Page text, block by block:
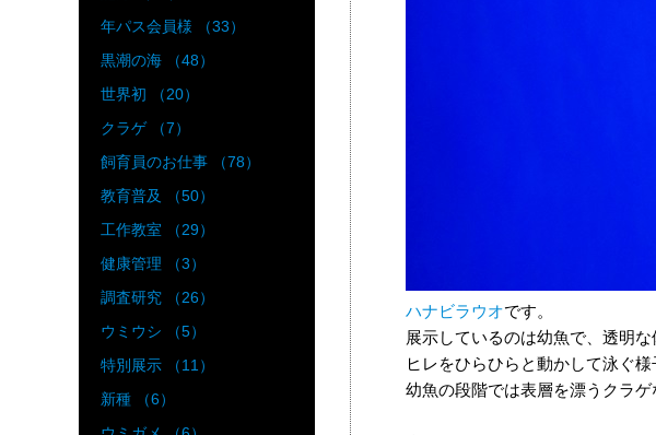
ハナビラウオです。
展示しているのは幼魚で、透明な
ヒレをひらひらと動かして泳ぐ
幼魚の段階では表層を漂うクラ
年パス会員様 （33）
黒潮の海 （48）
世界初 （20）
クラゲ （7）
飼育員のお仕事 （78）
教育普及 （50）
工作教室 （29）
健康管理 （3）
調査研究 （26）
ウミウシ （5）
特別展示 （11）
新種 （6）